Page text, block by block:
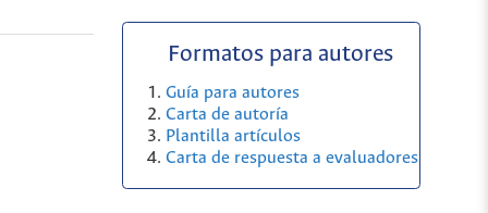
Formatos para autores
Guía para autores
Carta de autoría
Plantilla artículos
Carta de respuesta a evaluadores